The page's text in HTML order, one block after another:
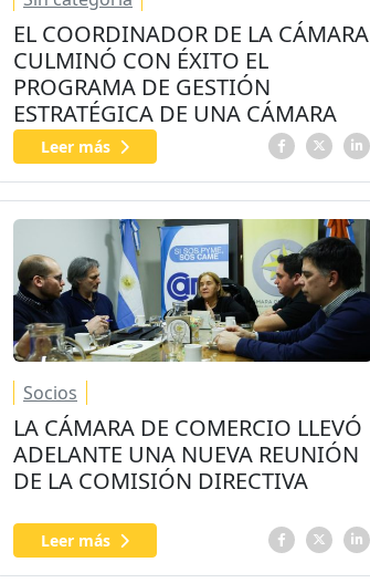
EL COORDINADOR DE LA CÁMARA
CULMINÓ CON ÉXITO EL
PROGRAMA DE GESTIÓN
ESTRATÉGICA DE UNA CÁMARA
EMPRESARIA
Leer más
Socios
LA CÁMARA DE COMERCIO LLEVÓ
ADELANTE UNA NUEVA REUNIÓN
DE LA COMISIÓN DIRECTIVA
Leer más